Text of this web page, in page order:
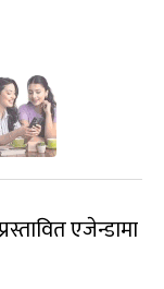
एजेन्डामा